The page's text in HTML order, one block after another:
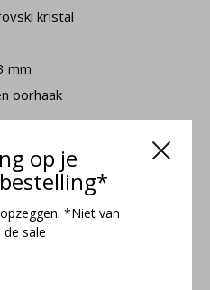
op je
*Niet van
sale
kristal
mm
oorhaak
(12 gr totaal)